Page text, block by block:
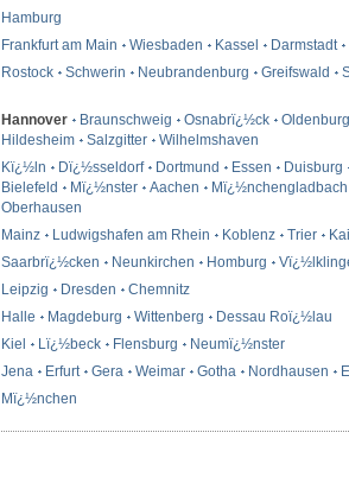
Hamburg
Frankfurt am Main Wiesbaden Kassel
Darmstadt
Rostock Schwerin Neubrandenburg Greifswald
Hannover Braunschweig Osnabrï¿½ck
Oldenburg
Hildesheim
Salzgitter
Wilhelmshaven
Kï¿½ln Dï¿½sseldorf Dortmund Essen
Duisburg
Bielefeld
Mï¿½nster Aachen
Mï¿½nchengladbach
Oberhausen
Mainz Ludwigshafen am Rhein Koblenz Trier
Saarbrï¿½cken Neunkirchen Homburg
Leipzig Dresden
Chemnitz
Halle Magdeburg Wittenberg
Dessau Roï¿½lau
Kiel Lï¿½beck Flensburg
Neumï¿½nster
Jena Erfurt Gera Weimar Gotha Nordhausen
Mï¿½nchen